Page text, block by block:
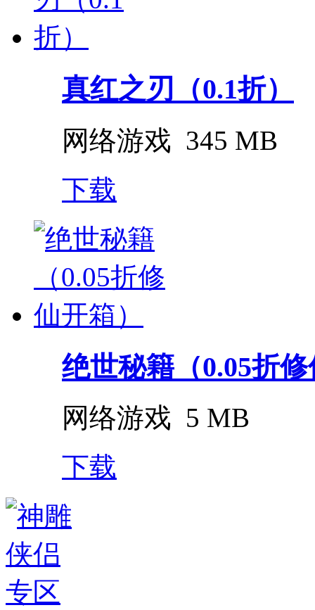
真红之刃（0.1折）
网络游戏 345 MB
下载
绝世秘籍（0.05折
网络游戏 5 MB
下载